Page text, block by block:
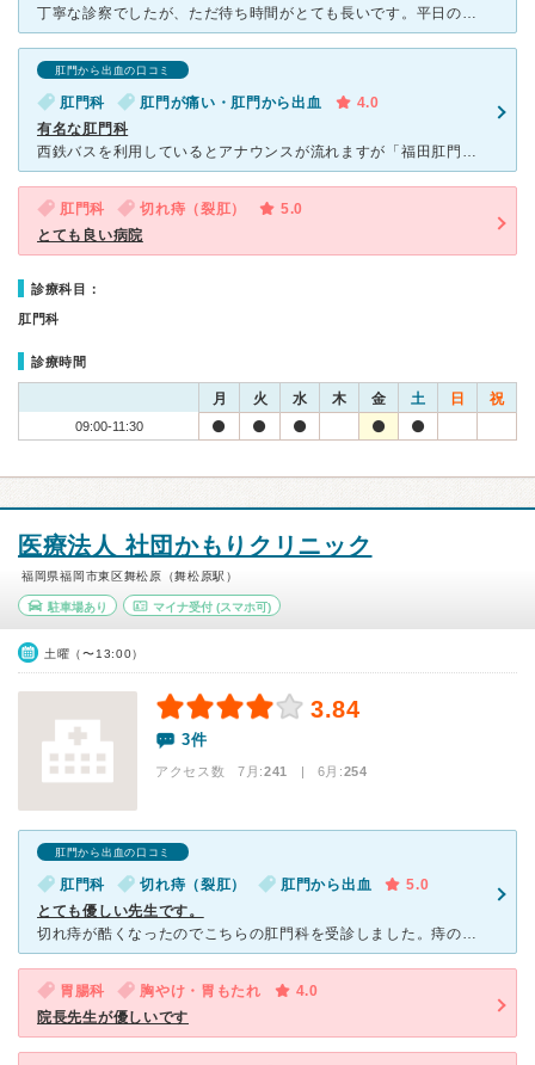
丁寧な診察でしたが、ただ待ち時間がとても長いです。平日の午前中予約でしたが、1時間以上待ちました。受付の方は密を避けるためにとおっしゃってましたが、予約の入れ方が下手で待合室は密状態になっておりました
肛門から出血の口コミ
肛門科 肛門が痛い・肛門から出血
4.0
有名な肛門科
西鉄バスを利用しているとアナウンスが流れますが「福田肛門科医院へお越しの方は～…」 そんな馴染みがあり、通院することに決めました。 症状は排便痛と出血、残便感です。 たんなる裂肛でしたらしば
肛門科 切れ痔（裂肛）
5.0
とても良い病院
診療科目：
肛門科
診療時間
月 火 水 木 金 土 日 祝
09:00-11:30
医療法人 社団かもりクリニック
福岡県福岡市東区舞松原（舞松原駅）
駐車場あり マイナ受付(スマホ可)
土曜（〜13:00）
3.84
3件
アクセス数 7月:241 | 6月:254
肛門から出血の口コミ
肛門科 切れ痔（裂肛） 肛門から出血
5.0
とても優しい先生です。
切れ痔が酷くなったのでこちらの肛門科を受診しました。痔の症状での受診って私の中では結構勇気がいることなんですけど、こちらはとても優しかったので安心して受診することができました。最終的に肛門の手術をする
胃腸科 胸やけ・胃もたれ
4.0
院長先生が優しいです